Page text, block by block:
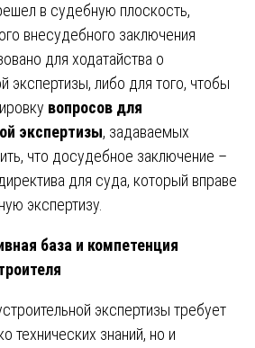
в судебную плоскость,
внесудебного заключения
для ходатайства о
экспертизы, либо для того, чтобы
вопросов для
экспертизы, задаваемых
что досудебное заключение –
для суда, который вправе
экспертизу.
база и компетенция
экспертизы требует
технических знаний, но и